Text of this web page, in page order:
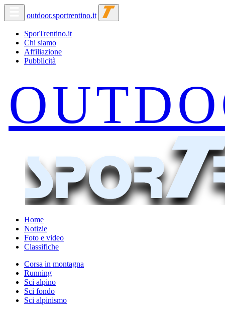
outdoor.sportrentino.it
SporTrentino.it
Chi siamo
Affiliazione
Pubblicità
Home
Notizie
Foto e video
Classifiche
Corsa in montagna
Running
Sci alpino
Sci fondo
Sci alpinismo